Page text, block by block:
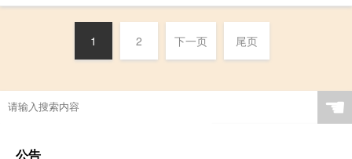
1 2 下一页 尾页
☚
公告